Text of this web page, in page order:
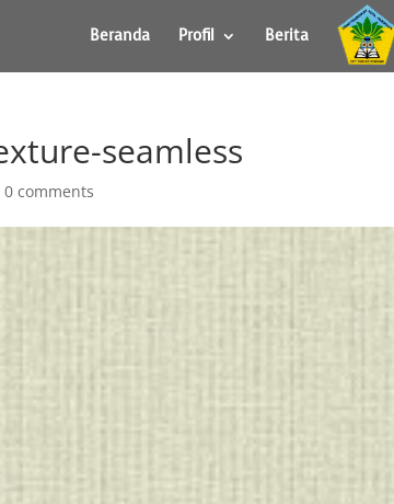
Beranda Profil Berita
seamless
0 comments